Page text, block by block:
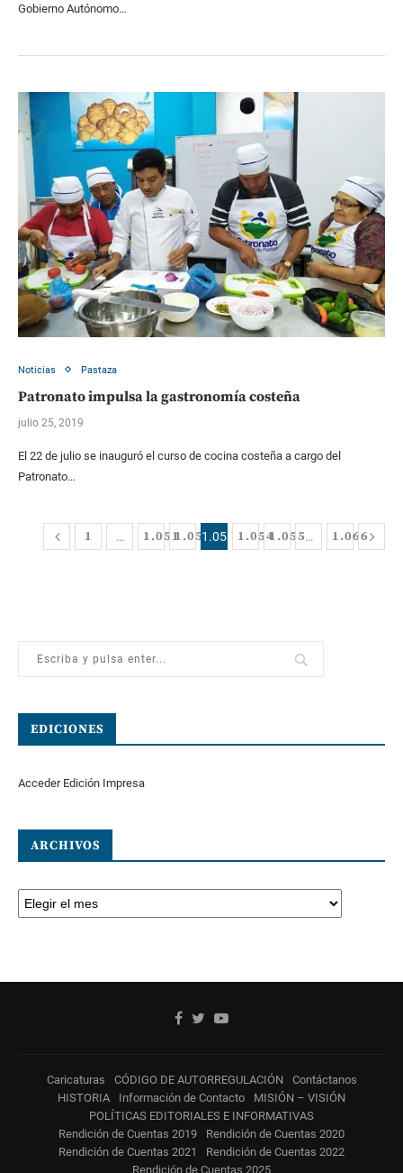
Gobierno Autónomo…
Noticias Pastaza
Patronato impulsa la gastronomía costeña
julio 25, 2019
El 22 de julio se inauguró el curso de cocina costeña a cargo del
Patronato…
1 … 1.0511.0521.053 1.0541.055… 1.066
EDICIONES
Acceder Edición Impresa
ARCHIVOS
Caricaturas CÓDIGO DE AUTORREGULACIÓN
Contáctanos
HISTORIA
Información de Contacto
MISIÓN – VISIÓN
POLÍTICAS EDITORIALES E INFORMATIVAS
Rendición de Cuentas 2019
Rendición de Cuentas 2020
Rendición de Cuentas 2021
Rendición de Cuentas 2022
Rendición de Cuentas 2025